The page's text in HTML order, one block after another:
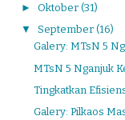
► Oktober (31)
▼ September (16)
Galery: MTsN 5
MTsN 5 Nganjuk
Tingkatkan
Galery: Pilkaos